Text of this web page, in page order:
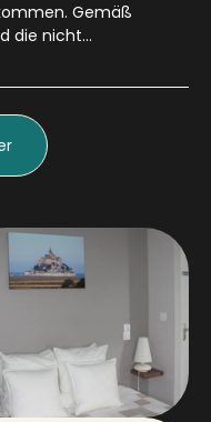
Gemäß
die nicht
Gebühr am Ta...